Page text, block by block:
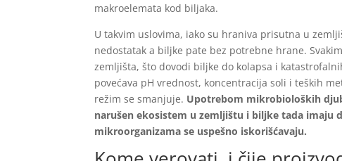
makroelemata kod biljaka.
U takvim uslovima, iako su hraniva prisutna u
nedostatak a biljke pate bez potrebne hrane.
zemljišta, što dovodi biljke do kolapsa i
povećava pH vrednost, koncentracija soli i teških
režim se smanjuje. Upotrebom mikrobioloških
narušen ekosistem u zemljištu i biljke tada imaju
mikroorganizama se uspešno iskorišćavaju.